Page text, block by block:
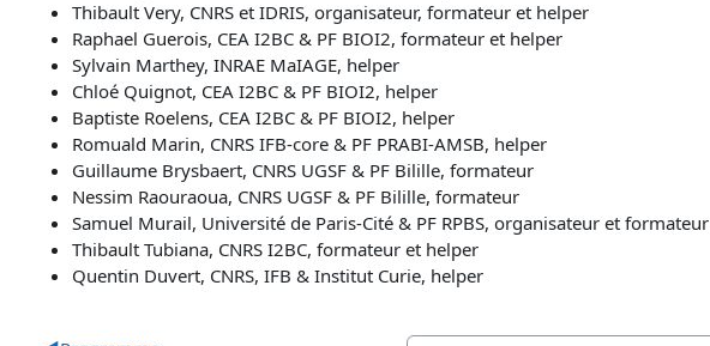
Thibault Very, CNRS et IDRIS, organisateur, formateur et helper
Raphael Guerois, CEA I2BC & PF BIOI2, formateur et helper
Sylvain Marthey, INRAE MaIAGE, helper
Chloé Quignot, CEA I2BC & PF BIOI2, helper
Baptiste Roelens, CEA I2BC & PF BIOI2, helper
Romuald Marin, CNRS IFB-core & PF PRABI-AMSB, helper
Guillaume Brysbaert, CNRS UGSF & PF Bilille, formateur
Nessim Raouraoua, CNRS UGSF & PF Bilille, formateur
Samuel Murail, Université de Paris-Cité & PF RPBS, organisateur et formateur
Thibault Tubiana, CNRS I2BC, formateur et helper
Quentin Duvert, CNRS, IFB & Institut Curie, helper